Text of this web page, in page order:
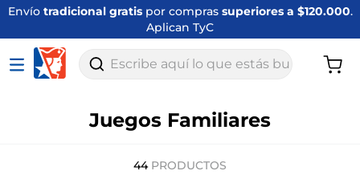
Envío tradicional gratispor compras superiores a $120.000.
Aplican TyC
Escribe aquí lo que estás buscando
Juegos Familiares
44 PRODUCTOS